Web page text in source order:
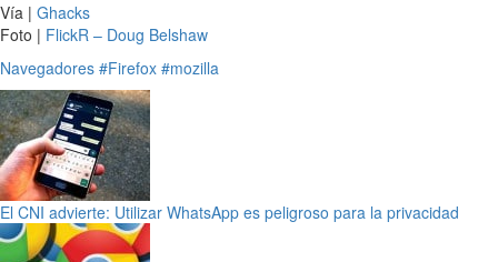
Vía | Ghacks
Foto | FlickR – Doug Belshaw
Navegadores #Firefox #mozilla
El CNI advierte: Utilizar WhatsApp es peligroso para la privacidad